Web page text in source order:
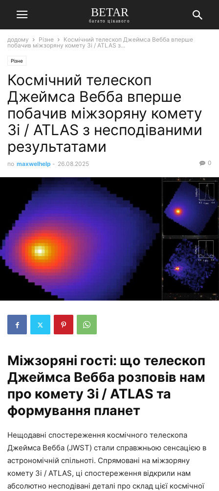
BETAR
багато цікавого
додому Різне
Космічний телескоп Джеймса Вебба вперше
побачив міжзоряну комету 3i / ATLAS з...
Різне
Космічний телескоп
Джеймса Вебба вперше
побачив міжзоряну комету
3i / ATLAS з несподіваними
результатами
по maxwelhelp - 26.08.2025 0
Міжзоряні гості: що телескоп
Джеймса Вебба розповів нам
про комету 3i / ATLAS та
формування планет
Нещодавні спостереження космічного телескопа
Джеймса Вебба (JWST) стали справжньою сенсацією в
астрономічній спільноті. Спрямовані на міжзоряну
комету 3i / ATLAS, ці спостереження відкрили нам
абсолютно несподівані деталі про склад цієї космічної